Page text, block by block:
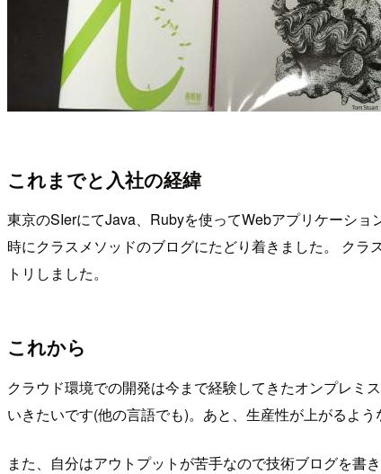
これまでと入社の経緯
東京のSIerにてJava、Rubyを使ってWebアプリケーシ
時にクラスメソッドのブログにたどり着きました。 ク
トリしました。
これから
クラウド環境での開発は今まで経験してきたオンプレミ
いきたいです(他の言語でも)。あと、生産性が上がるよ
また、自分はアウトプットが苦手なので技術ブログを書